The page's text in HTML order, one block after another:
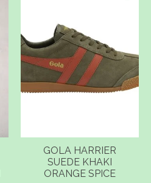
GOLA HARRIER
SUEDE KHAKI
ORANGE SPICE